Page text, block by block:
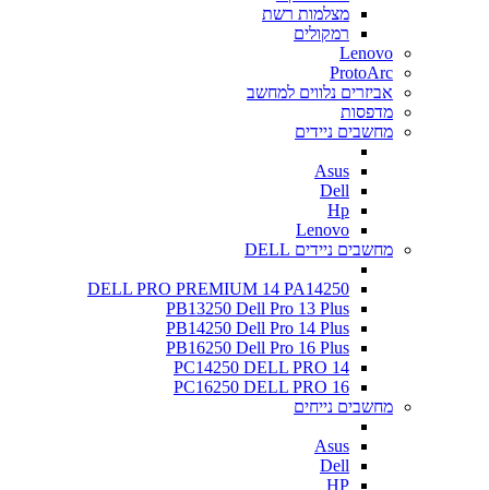
מצלמות רשת
רמקולים
Lenovo
ProtoArc
אביזרים נלווים למחשב
מדפסות
מחשבים ניידים
Asus
Dell
Hp
Lenovo
מחשבים ניידים DELL
DELL PRO PREMIUM 14 PA14250
PB13250 Dell Pro 13 Plus
PB14250 Dell Pro 14 Plus
PB16250 Dell Pro 16 Plus
PC14250 DELL PRO 14
PC16250 DELL PRO 16
מחשבים נייחים
Asus
Dell
HP